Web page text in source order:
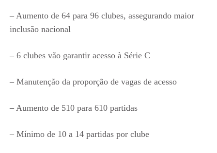
– Aumento de 64 para 96 clubes, assegurando maior
inclusão nacional
– 6 clubes vão garantir acesso à Série C
– Manutenção da proporção de vagas de acesso
– Aumento de 510 para 610 partidas
– Mínimo de 10 a 14 partidas por clube